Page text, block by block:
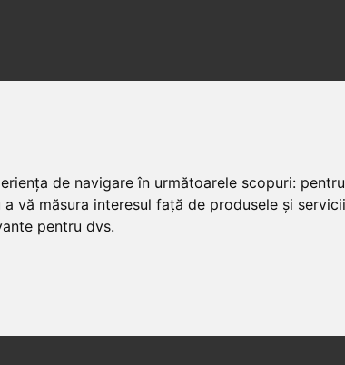
de navigare în următoarele scopuri:
a vă măsura interesul față de produsele și
pentru dvs.